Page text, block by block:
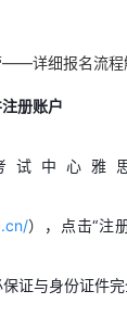
——详细报名流程
册账户
试中心雅
），点击“注
证与身份证件